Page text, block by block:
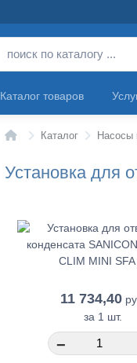
Каталог товаров
ГлавнаяКаталог Насосы
Установка для
11 734,40
за 1 шт.
−